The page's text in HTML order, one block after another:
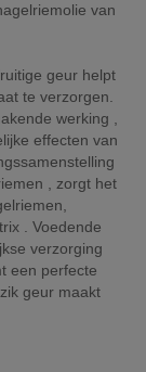
van
geur helpt
te verzorgen.
werking ,
effecten van
, zorgt het
. Voedende
verzorging
een perfecte
geur maakt